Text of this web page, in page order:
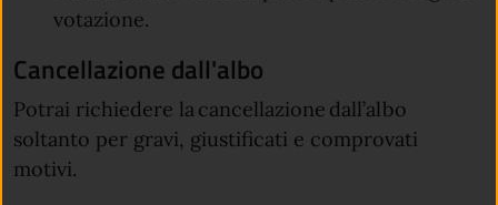
votazione.
Cancellazione dall'albo
Potrai richiedere la cancellazione dall’albo
soltanto per gravi, giustificati e comprovati
motivi.